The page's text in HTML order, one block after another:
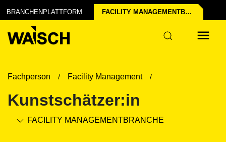
BRANCHENPLATTFORM FACILITY MANAGEMENT­BRANCHE
Fachperson Facility Management
Kunstschätzer:in
FACILITY MANAGEMENT­BRANCHE